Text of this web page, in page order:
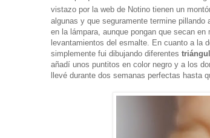
vistazo por la web de Notino tienen un
algunas y que seguramente termine
en la lámpara, aunque pongan que secan
levantamientos del esmalte. En cuanto a la
simplemente fui dibujando diferentes
añadí unos puntitos en color negro y a los
llevé durante dos semanas perfectas hasta